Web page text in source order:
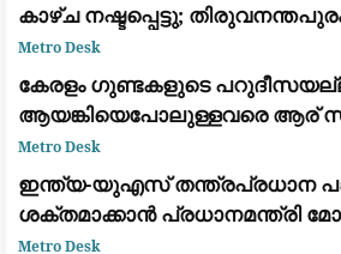
കാഴ്ച നഷ്ടപ്പെട്ടു;
കോളെജ് ഡോക്റ്റർക്കെതിരേ പരാതി
Metro Desk
കേരളം ഗുണ്ടകളുടെ
ആയങ്കിയെപോലുള്ളവരെ ആര്
കാര്യമില്ല: രമേശ് ചെന്നിത്തല
Metro Desk
ഇന്ത്യ-യുഎസ് തന്ത്രപ്രധാന
ശക്തമാക്കാൻ പ്രധാനമന്ത്രി
വൈസ് പ്രസിഡന്റ് ജെ.ഡി.
Metro Desk